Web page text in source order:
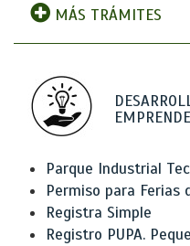
MÁS TRÁMITES
Parque Industrial
Permiso para Ferias
Registra Simple
Registro PUPA.